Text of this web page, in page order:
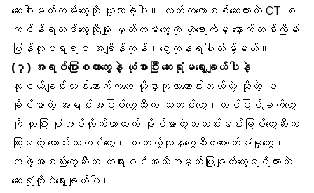
ဆေးဝါးမှတ်တမ်းတွေကို ယူလာခဲ့ပါ။ လတ်တလောစစ်ဆေးထားတဲ့ CT စ
ကင်န် ရလဒ်တွေလိုမျိုး မှတ်တမ်းတွေကို ဟိုရောက်မှ နောက်တစ်ကြိမ်
ပြန်လုပ်ရရင် အချိန်ကုန်၊ငွေကုန်ရပါလိမ့်မယ်။
(၇) အရပ်ပြောစကားတွေနဲ့ ယုံစားပြီး ဆေးရုံမရွေးချယ်ပါနဲ့
သူငယ်ချင်းတစ်ယောက်ကလေ ဟိုမှာကုတာကောင်းတယ်တဲ့ ဆိုတဲ့ မ
ခိုင်မာတဲ့ အရင်းအမြစ်တွေဆီက သတင်းတွေ၊ထင်မြင်ချက်တွေ
ကို ယုံပြီး ပုံအပ်လိုက်တာထက် ခိုင်မာတဲ့သတင်းရင်းမြစ်တွေဆီက
ကြားရတဲ့ ကောင်းသတင်းတွေ၊ တကယ့်လူနာတွေ ဆီကထောက်ခံမှုတွေ၊
အဖွဲ့အစည်းတွေဆီက တရားဝင်အသိအမှတ်ပြုချက်တွေရရှိထားတဲ့
ဆေးရုံကိုပဲရွေးချယ်ပါ။